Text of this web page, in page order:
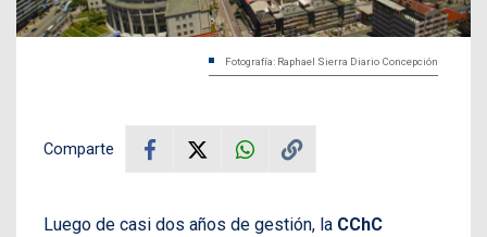
Fotografía: Raphael Sierra Diario Concepción
Comparte
Luego de casi dos años de gestión, la CChC